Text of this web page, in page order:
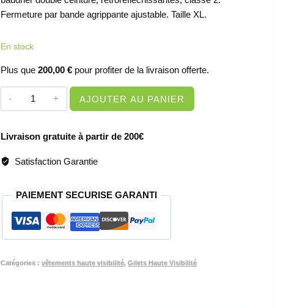
Fermeture par bande agrippante ajustable. Taille XL.
En stock
Plus que200,00€ pour profiter de la livraison offerte.
quantité
de
-
HAUTE
UNISEX
-
YARD
AJOUTER AU PANIER
Livraison gratuite à partir de 200€
Satisfaction Garantie
PAIEMENT SECURISE GARANTI
Catégories :vêtements haute visibilité,Gilets Haute Visibilité